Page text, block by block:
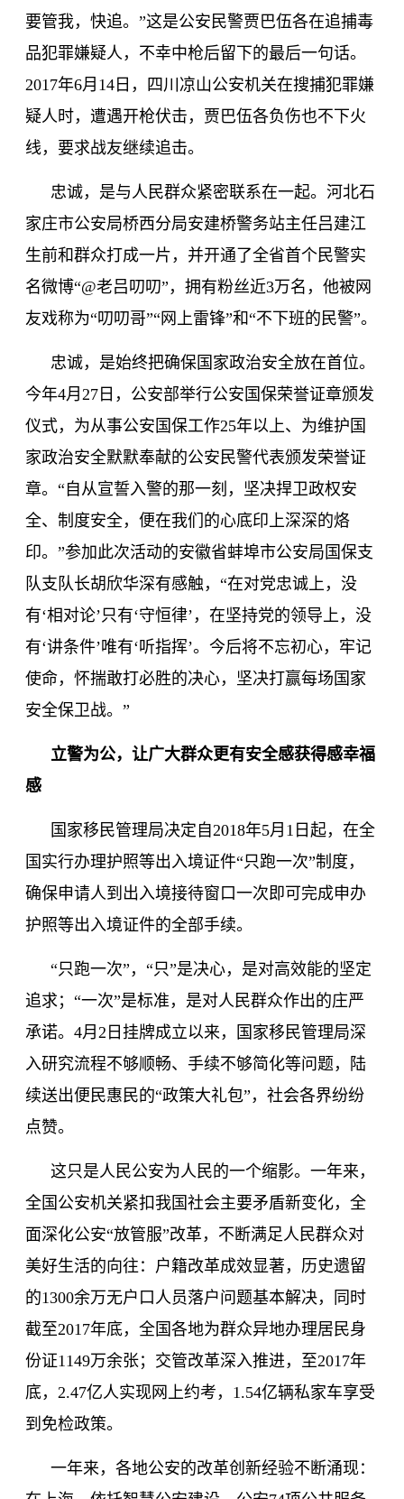
要管我，快追。”这是公安民警贾巴伍各在追捕毒
品犯罪嫌疑人，不幸中枪后留下的最后一句话。
2017年6月 14 日，四川凉山公安机关在搜捕犯罪嫌
疑人时，遭遇开枪伏击，贾巴伍各负伤也不下火
线，要求战友继续追击。
忠诚，是与人民群众紧密联系在一起。河北石
家庄市公安局桥西分局安建桥警务站主任吕建江
生前和群众打成一片，并开通了全省首个民警实
名微博“@老吕叨叨”，拥有粉丝近3万名，他被网
友戏称为“叨叨哥”“网上雷锋”和“不下班的民警”。
忠诚，是始终把确保国家政治安全放在首位。
今年4月 27 日，公安部举行公安国保荣誉证章颁发
仪式，为从事公安国保工作25年以上、为维护国
家政治安全默默奉献的公安民警代表颁发荣誉证
章。 “自从宣誓入警的那一刻，坚决捍卫政权安
全、制度安全，便在我们的心底印上深深的烙
印。”参加此次活动的安徽省蚌埠市公安局国保支
队支队长胡欣华深有感触，“在对党忠诚上，没
有‘相对论’只有‘守恒律’，在坚持党的领导上，没
有‘讲条件’唯有‘听指挥’。今后将不忘初心，牢记
使命，怀揣敢打必胜的决心，坚决打赢每场国家
安全保卫战。”
立警为公，让广大群众更有安全感获得感幸福
感
国家移民管理局决定自2018年5月 1 日起，在全
国实行办理护照等出入境证件“只跑一次”制度，
确保申请人到出入境接待窗口一次即可完成申办
护照等出入境证件的全部手续。
“只跑一次”，“只”是决心，是对高效能的坚定
追求；“一次”是标准，是对人民群众作出的庄严
承诺。 4月 2 日挂牌成立以来，国家移民管理局深
入研究流程不够顺畅、手续不够简化等问题，陆
续送出便民惠民的“政策大礼包”，社会各界纷纷
点赞。
这只是人民公安为人民的一个缩影。一年来，
全国公安机关紧扣我国社会主要矛盾新变化，全
面深化公安“放管服”改革，不断满足人民群众对
美好生活的向往：户籍改革成效显著，历史遗留
的1300余万无户口人员落户问题基本解决，同时
截至2017年底，全国各地为群众异地办理居民身
份证1149万余张；交管改革深入推进，至2017年
底， 2.47亿人实现网上约考， 1 .54亿辆私家车享受
到免检政策。
一年来，各地公安的改革创新经验不断涌现：